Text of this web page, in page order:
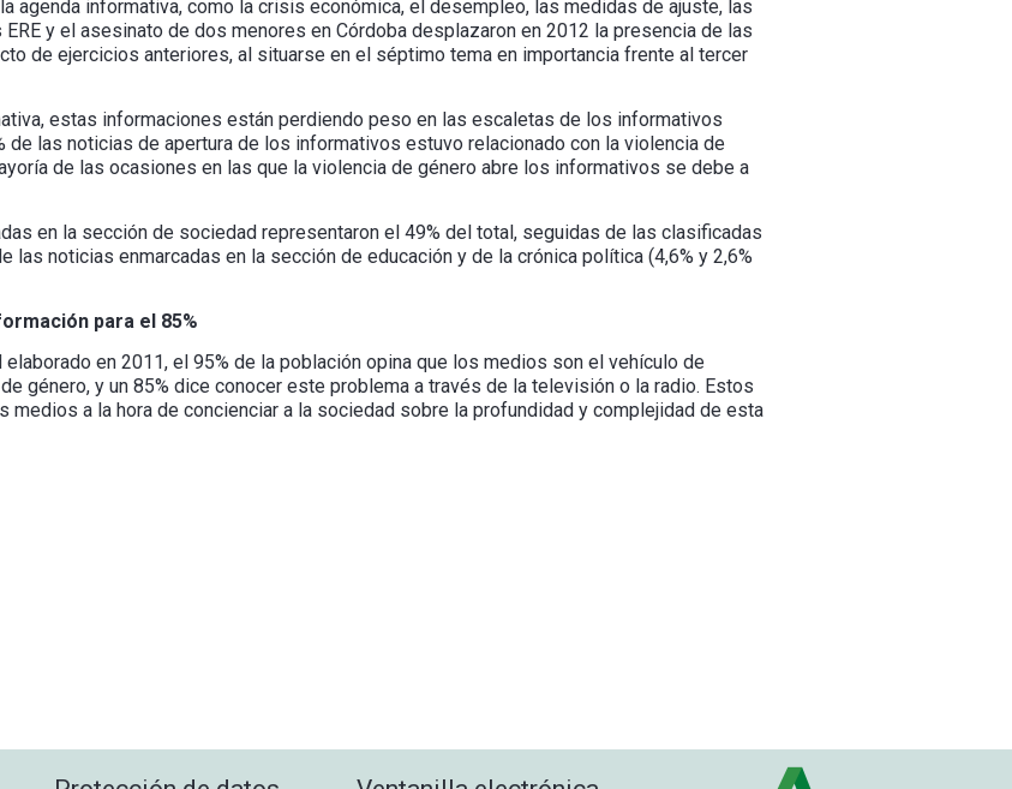
agenda informativa, como la crisis económica, el desempleo, las medidas de ajuste, las
y el asesinato de dos menores en Córdoba desplazaron en 2012 la presencia de las
de ejercicios anteriores, al situarse en el séptimo tema en importancia frente al tercer
estas informaciones están perdiendo peso en las escaletas de los informativos
de las noticias de apertura de los informativos estuvo relacionado con la violencia de
de las ocasiones en las que la violencia de género abre los informativos se debe a
en la sección de sociedad representaron el 49% del total, seguidas de las clasificadas
las noticias enmarcadas en la sección de educación y de la crónica política (4,6% y 2,6%
para el 85%
en 2011, el 95% de la población opina que los medios son el vehículo de
género, y un 85% dice conocer este problema a través de la televisión o la radio. Estos
medios a la hora de concienciar a la sociedad sobre la profundidad y complejidad de esta